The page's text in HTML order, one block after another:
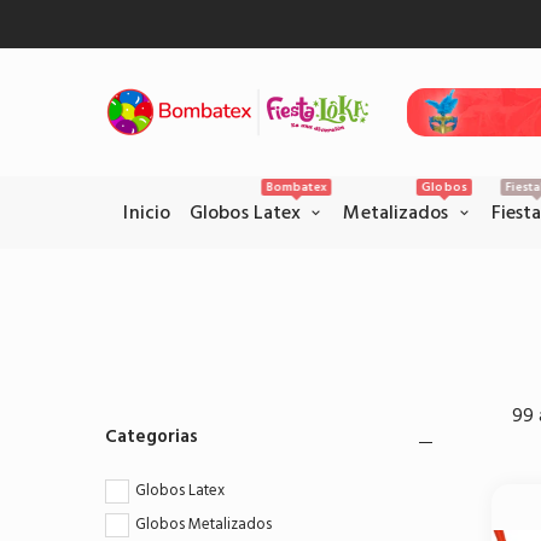
Inicio
Realice sus pagos con la pataforma
Inicio Globos Latex
Bombatex
Metalizados
Globos
Fiesta
Categorias
Globos Latex
Globos Metalizados
99